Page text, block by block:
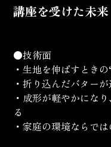
講座を受けた未来
●技術面
・生地を伸ばすとき
・折り込んだバター
・成形が軽やかにな
る
・家庭の環境ならで